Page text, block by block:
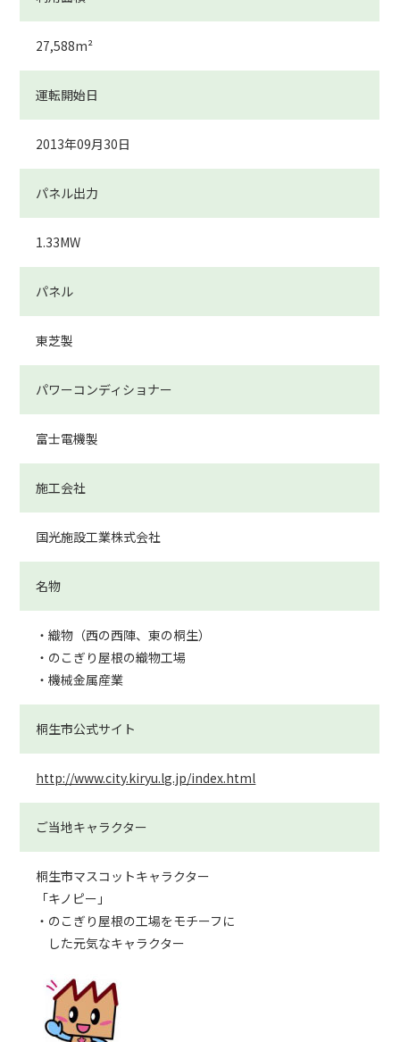
27,588m²
運転開始日
2013年09月30日
パネル出力
1.33MW
パネル
東芝製
パワーコンディショナー
富士電機製
施工会社
国光施設工業株式会社
名物
・織物（西の西陣、東の桐生）
・のこぎり屋根の織物工場
・機械金属産業
桐生市公式サイト
http://www.city.kiryu.lg.jp/index.html
ご当地キャラクター
桐生市マスコットキャラクター
「キノピー」
・のこぎり屋根の工場をモチーフに
した元気なキャラクター